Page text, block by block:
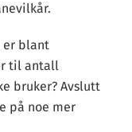
er blant
til antall
bruker? Avslutt
på noe mer